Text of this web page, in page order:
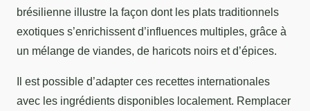
brésilienne illustre la façon dont les plats traditionnels
exotiques s’enrichissent d’influences multiples, grâce à
un mélange de viandes, de haricots noirs et d’épices.
Il est possible d’adapter ces recettes internationales
avec les ingrédients disponibles localement. Remplacer